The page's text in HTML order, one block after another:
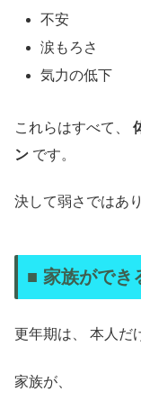
不安
涙もろさ
気力の低下
これらはすべて、
ン です。
決して弱さではあ
■ 家族ができ
更年期は、 本人だ
家族が、